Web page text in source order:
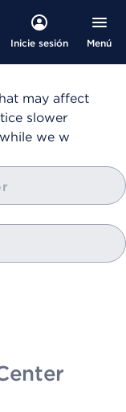
Inicie sesión Menú
may affect
slower
we w